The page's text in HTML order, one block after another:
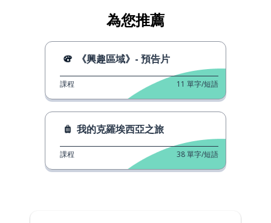
為您推薦
《興趣區域》- 預告片
課程 11 單字/短語
我的克羅埃西亞之旅
課程 38單字/短語